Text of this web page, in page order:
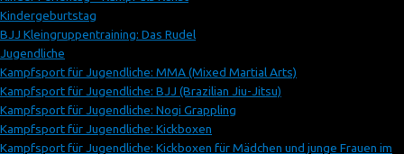
Kindergeburtstag
BJJ Kleingruppentraining: Das Rudel
Jugendliche
Kampfsport für Jugendliche: MMA (Mixed Martial Arts)
Kampfsport für Jugendliche: BJJ (Brazilian Jiu-Jitsu)
Kampfsport für Jugendliche: Nogi Grappling
Kampfsport für Jugendliche: Kickboxen
Kampfsport für Jugendliche: Kickboxen für Mädchen und junge Frauen im